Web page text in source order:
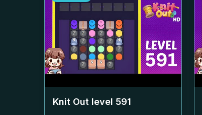
Knit Out level 591